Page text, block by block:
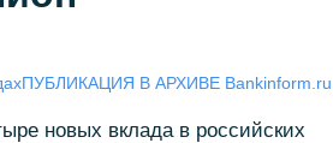
ПУБЛИКАЦИЯ В АРХИВЕ Bankinform.ru
новых вклада в российских